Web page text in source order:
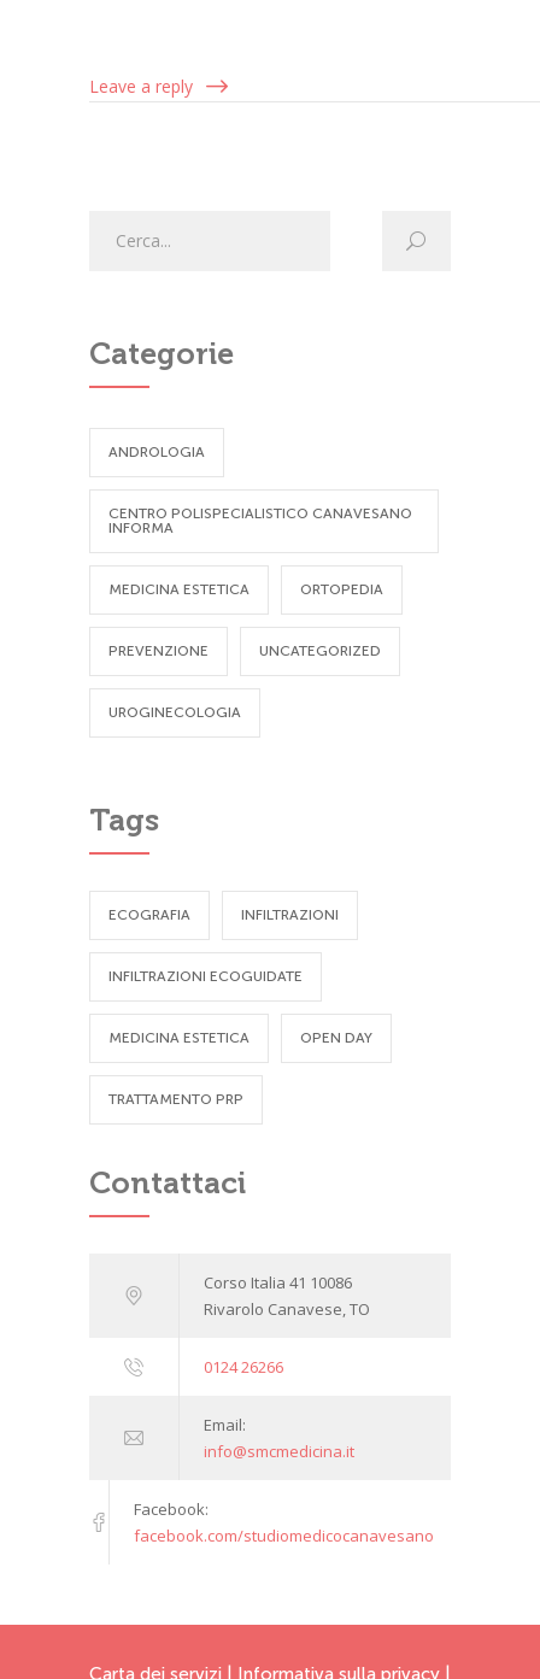
Leave a reply
Categorie
ANDROLOGIA
CENTRO POLISPECIALISTICO CANAVESANO
INFORMA
MEDICINA ESTETICA ORTOPEDIA
PREVENZIONE UNCATEGORIZED
UROGINECOLOGIA
Tags
ECOGRAFIA INFILTRAZIONI
INFILTRAZIONI ECOGUIDATE
MEDICINA ESTETICA OPEN DAY
TRATTAMENTO PRP
Contattaci
Corso Italia 41 10086
Rivarolo Canavese, TO
0124 26266
Email:
info@smcmedicina.it
Facebook:
facebook.com/studiomedicocanavesano
Carta dei servizi Informativa sulla privacy